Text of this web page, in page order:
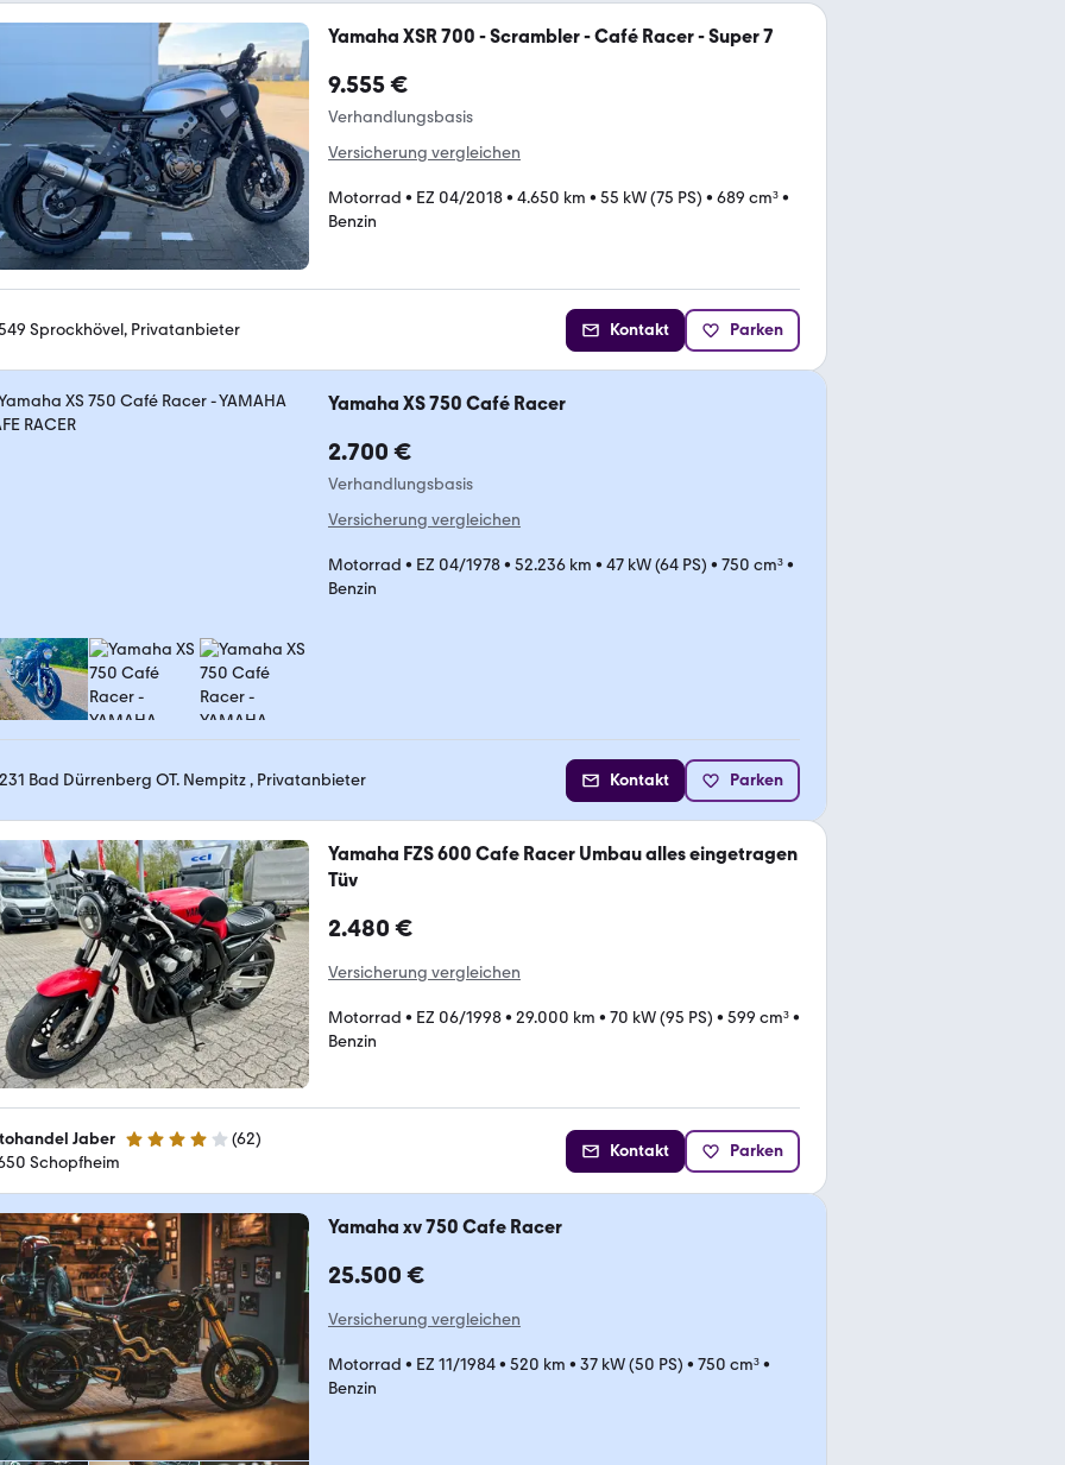
Yamaha XSR 700 - Scrambler - Café Racer - Super 7
9.555 €
Verhandlungsbasis
Versicherung vergleichen
Motorrad • EZ 04/2018• 4.650 km • 55 kW (75 PS) • 689 cm³•
Benzin
Sprockhövel, Privatanbieter Kontakt Parken
Yamaha XS 750 Café Racer
2.700 €
Verhandlungsbasis
Versicherung vergleichen
Motorrad • EZ 04/1978• 52.236 km • 47 kW (64 PS) • 750 cm³•
Benzin
Bad Dürrenberg OT. Nempitz , Privatanbieter Kontakt Parken
Yamaha FZS 600 Cafe Racer Umbau alles eingetragen
Tüv
2.480 €
Versicherung vergleichen
Motorrad • EZ 06/1998• 29.000 km • 70 kW (95 PS) • 599 cm³•
Benzin
Jaber 4.1 Sterne (62)
Schopfheim
Kontakt Parken
Yamaha xv 750 Cafe Racer
25.500 €
Versicherung vergleichen
Motorrad • EZ 11/1984• 520 km • 37 kW (50 PS) • 750 cm³•
Benzin